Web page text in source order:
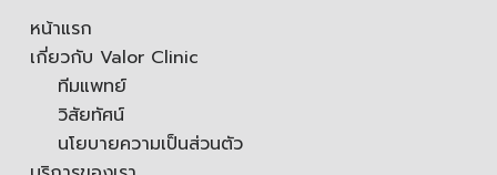
หน้าแรก
เกี่ยวกับ Valor Clinic
ทีมแพทย์
วิสัยทัศน์
นโยบายความเป็นส่วนตัว